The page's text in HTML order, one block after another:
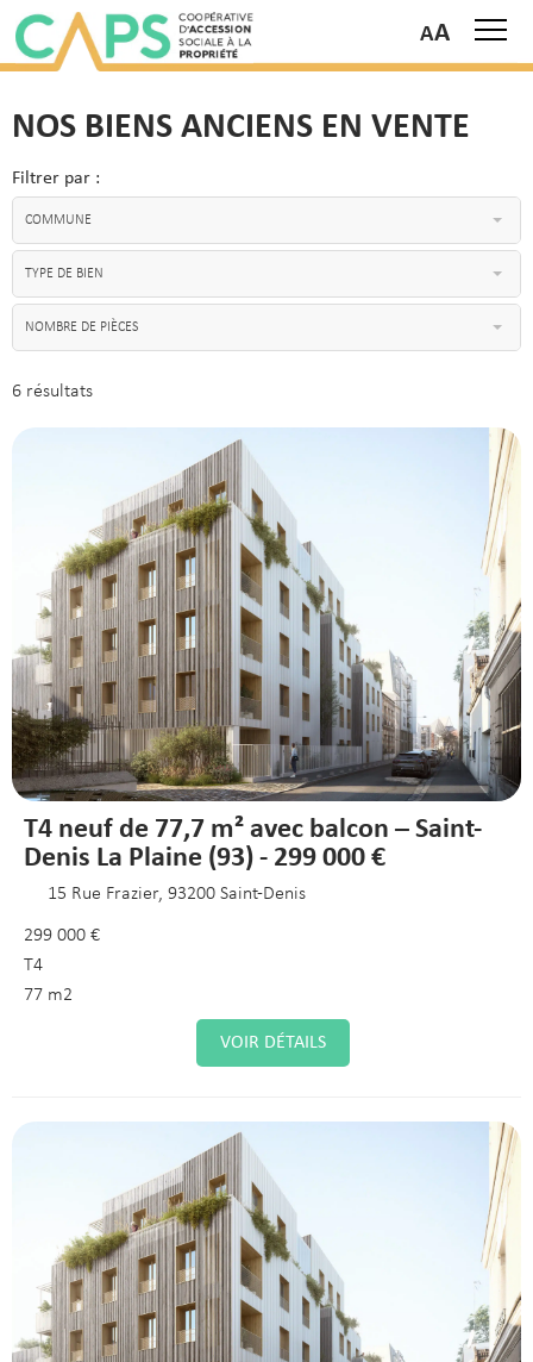
NOS BIENS ANCIENS EN VENTE
Filtrer par :
COMMUNE
TYPE DE BIEN
NOMBRE DE PIÈCES
6 résultats
T4 neuf de 77,7 m² avec balcon – Saint-
Denis La Plaine (93) - 299 000 €
15 Rue Frazier, 93200 Saint-Denis
299 000 €
T4
77 m2
VOIR DÉTAILS
A